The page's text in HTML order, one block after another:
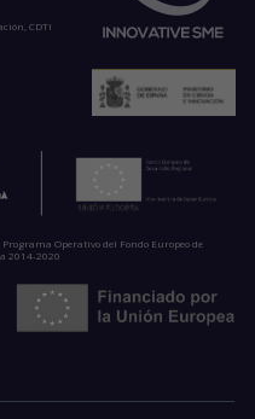
CDTI
Operativo del Fondo Europeo de
2014-2020